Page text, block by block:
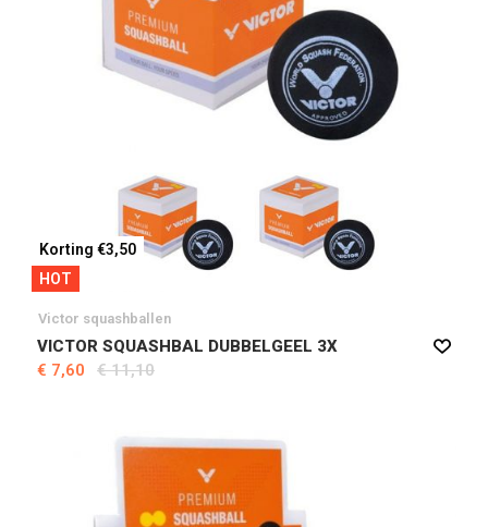
Korting €3,50
HOT
Victor squashballen
VICTOR SQUASHBAL DUBBELGEEL 3X
€ 7,60
€ 11,10